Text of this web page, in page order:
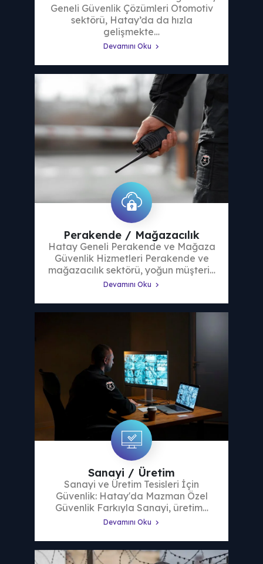
Geneli Güvenlik Çözümleri Otomotiv
sektörü, Hatay’da da hızla
gelişmekte…
Devamını Oku
Perakende / Mağazacılık
Hatay Geneli Perakende ve Mağaza
Güvenlik Hizmetleri Perakende ve
mağazacılık sektörü, yoğun müşteri…
Devamını Oku
Sanayi / Üretim
Sanayi ve Üretim Tesisleri İçin
Güvenlik: Hatay'da Mazman Özel
Güvenlik Farkıyla Sanayi, üretim…
Devamını Oku